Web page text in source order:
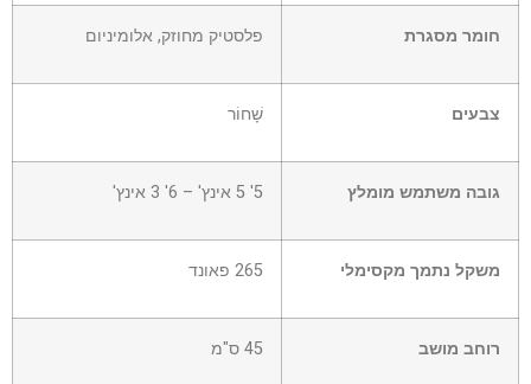
חומר מסגרת פלסטיק מחוזק, אלומיניום
צבעים שָׁחוֹר
גובה משתמש מומלץ 5' 5 אינץ' – 6' 3 אינץ'
משקל נתמך מקסימלי 265 פאונד
רוחב מושב 45 ס"מ